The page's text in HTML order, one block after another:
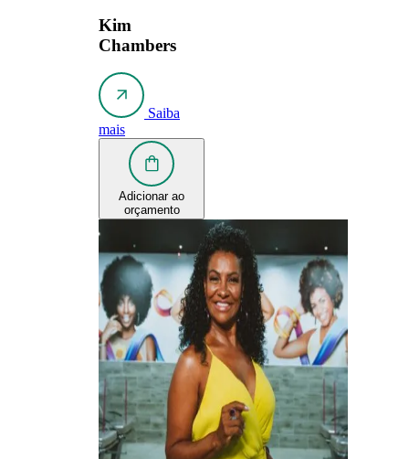
Kim
Chambers
Saiba
mais
Adicionar ao
orçamento